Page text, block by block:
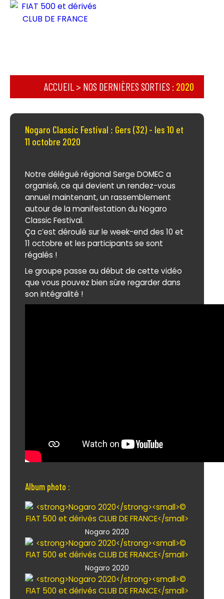
ACCUEIL > NOS DERNIÈRES SORTIES : 2020
Nogaro Classic Festival : Gers (32) - les 10 et
11 octobre 2020
Notre délégué régional Serge DOMEC a
organisé, ce qui devient un rendez-vous
annuel maintenant, un rassemblement
autour de la manifestation du Nogaro
Classic Festival.
Ça c’est déroulé sur le week-end des 10 et
11 octobre et les participants se sont
régalés !
Le groupe passe au début de cette vidéo
que vous pouvez bien sûre regarder dans
son intégralité !
Album photo :
Nogaro 2020
Nogaro 2020